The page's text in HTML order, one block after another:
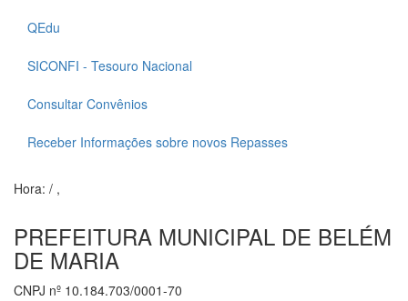
QEdu
SICONFI - Tesouro Nacional
Consultar Convênios
Receber Informações sobre novos Repasses
Hora: / ,
PREFEITURA MUNICIPAL DE BELÉM
DE MARIA
CNPJ nº 10.184.703/0001-70